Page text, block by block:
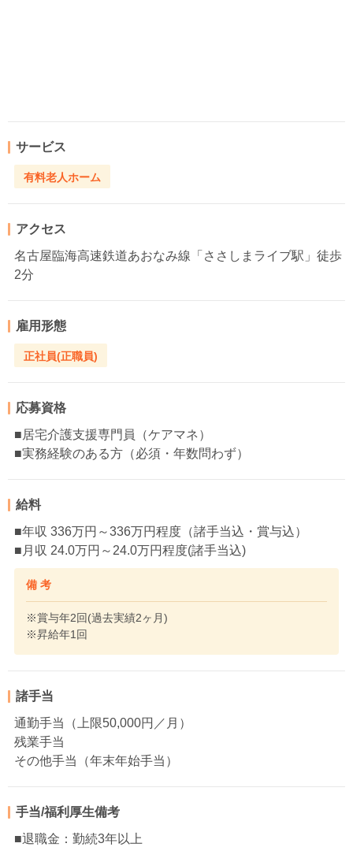
サービス
有料老人ホーム
アクセス
名古屋臨海高速鉄道あおなみ線「ささしまライブ駅」徒歩
2分
雇用形態
正社員(正職員)
応募資格
■居宅介護支援専門員（ケアマネ）
■実務経験のある方（必須・年数問わず）
給料
■年収 336万円～336万円程度（諸手当込・賞与込）
■月収 24.0万円～24.0万円程度(諸手当込)
備 考
※賞与年2回(過去実績2ヶ月)
※昇給年1回
諸手当
通勤手当（上限50,000円／月）
残業手当
その他手当（年末年始手当）
手当/福利厚生備考
■退職金：勤続3年以上